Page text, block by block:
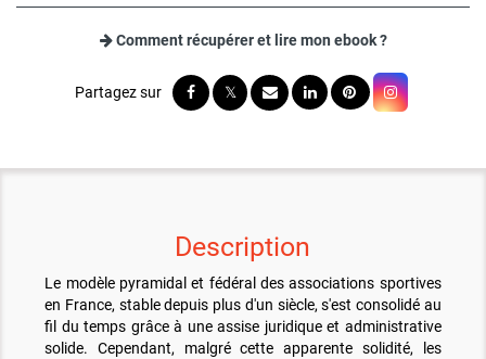
Comment récupérer et lire mon ebook ?
Description
Le modèle pyramidal et fédéral des associations sportives
en France, stable depuis plus d'un siècle, s'est consolidé au
fil du temps grâce à une assise juridique et administrative
solide. Cependant, malgré cette apparente solidité, les